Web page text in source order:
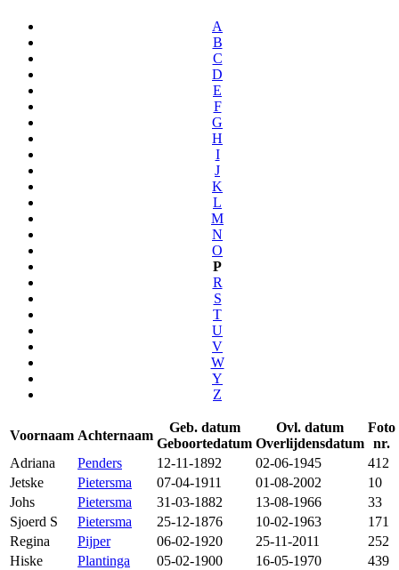
A
B
C
D
E
F
G
H
I
J
K
L
M
N
O
P
R
S
T
U
V
W
Y
Z
Voornaam Achternaam
Geb. datum
Geboortedatum
Ovl. datum
Overlijdensdatum
Foto
nr.
Adriana
Penders 12-11-1892 02-06-1945
412
Jetske
Pietersma 07-04-1911 01-08-2002
10
Johs
Pietersma 31-03-1882 13-08-1966
33
Sjoerd S
Pietersma 25-12-1876 10-02-1963
171
Regina
Pijper 06-02-1920 25-11-2011
252
Hiske
Plantinga 05-02-1900 16-05-1970
439